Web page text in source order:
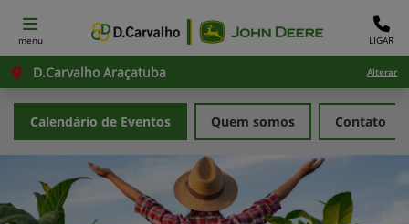
menu LIGAR
D.Carvalho Araçatuba Alterar
Quem somos Contato
Calendário de Eventos